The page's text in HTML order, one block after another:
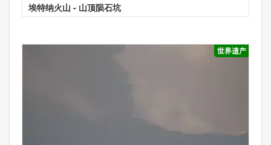
埃特纳火山 - 山顶陨石坑
世界遗产